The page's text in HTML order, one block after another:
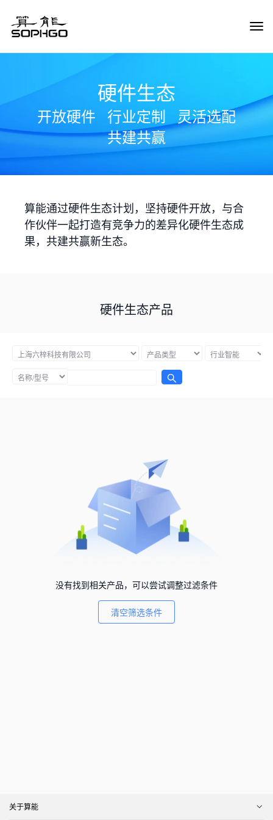
硬件生态
开放硬件 行业定制
灵活选配
共建共赢
算能通过硬件生态计划，坚持硬件开放，与合
作伙伴一起打造有竞争力的差异化硬件生态成
果，共建共赢新生态。
硬件生态产品
没有找到相关产品，可以尝试调整过滤条件
清空筛选条件
关于算能